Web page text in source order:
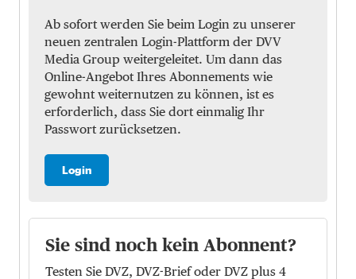
Ab sofort werden Sie beim Login zu unserer
neuen zentralen Login-Plattform der DVV
Media Group weitergeleitet. Um dann das
Online-Angebot Ihres Abonnements wie
gewohnt weiternutzen zu können, ist es
erforderlich, dass Sie dort einmalig Ihr
Passwort zurücksetzen.
Login
Sie sind noch kein Abonnent?
Testen Sie DVZ, DVZ-Brief oder DVZ plus 4